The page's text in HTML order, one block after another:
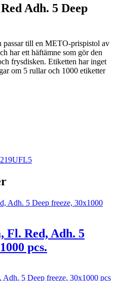
Adh. 5 Deep
till en METO-prispistol av
har ett häftämne som gör den
frysdisken. Etiketten har inget
om 5 rullar och 1000 etiketter
Fl. Red, Adh. 5
pcs.